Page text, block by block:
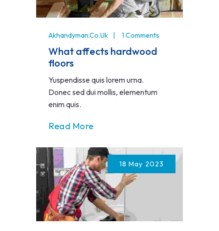
Akhandyman.co.uk 1 Comments
What affects hardwood
floors
Yuspendisse quis lorem urna.
Donec sed dui mollis, elementum
enim quis.
Read More
18 May 2023